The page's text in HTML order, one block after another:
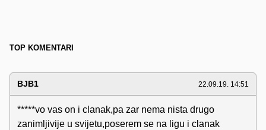
TOP KOMENTARI
BJB1 22.09.19. 14:51
*****vo vas on i clanak,pa zar nema nista drugo
zanimljivije u svijetu,poserem se na ligu i clanak